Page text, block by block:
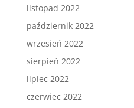
listopad 2022
październik 2022
wrzesień 2022
sierpień 2022
lipiec 2022
czerwiec 2022